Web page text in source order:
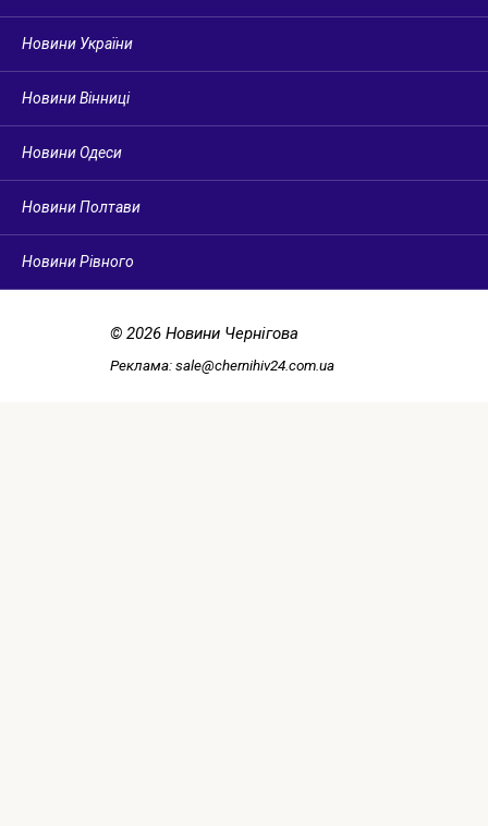
Новини України
Новини Вінниці
Новини Одеси
Новини Полтави
Новини Рівного
© 2026 Новини Чернігова
Реклама:sale@chernihiv24.com.ua